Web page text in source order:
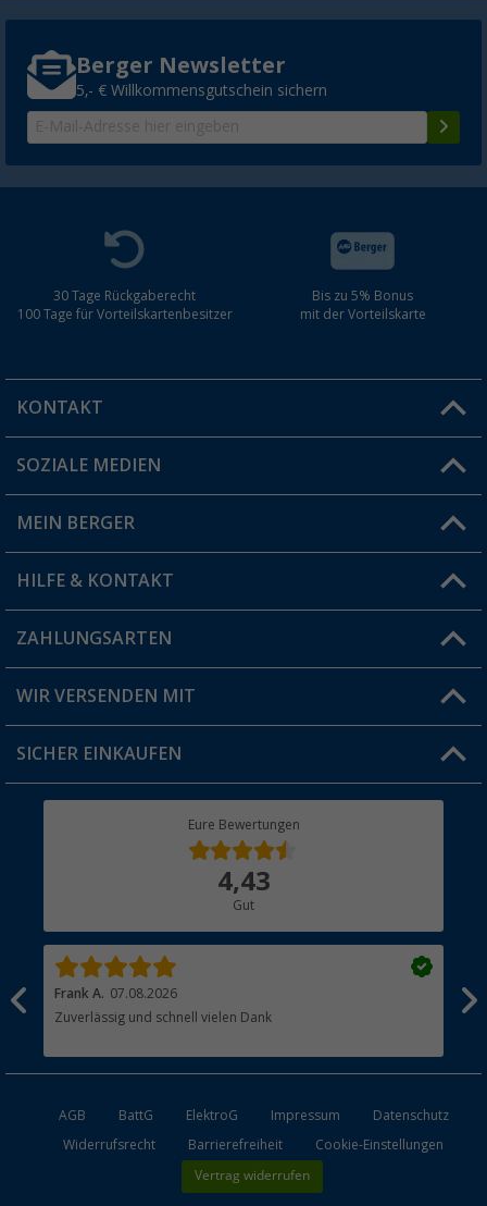
Berger Newsletter
5,- € Willkommensgutschein sichern
30 Tage Rückgaberecht
100 Tage für Vorteilskartenbesitzer
Bis zu 5% Bonus
mit der Vorteilskarte
KONTAKT
Du hast eine Frage?
Filiale finden
SOZIALE MEDIEN
MEIN BERGER
Vorteilskarte
Blog
Jobs & Karriere
HILFE & KONTAKT
FAQ & Kontakt
Versandinformationen
Rücksendung
ZAHLUNGSARTEN
WIR VERSENDEN MIT
SICHER EINKAUFEN
Eure Bewertungen
4,43
Gut
Frank A. 07.08.2026
Zuverlässig und schnell vielen Dank
AGB BattG ElektroG Impressum
Datenschutz
Widerrufsrecht
Barrierefreiheit Cookie-Einstellungen
Vertrag widerrufen